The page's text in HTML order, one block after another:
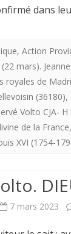
dans
, Action
mars).
royales de
(36180),
Volto CJA-
de la France,
XVI (1754-
7 mars 2023